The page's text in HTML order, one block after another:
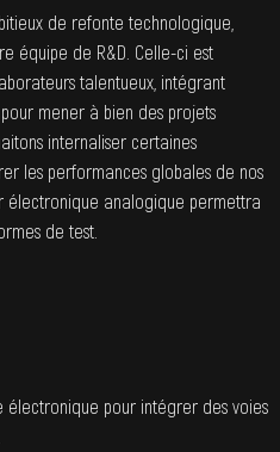
de refonte technologique,
équipe de R&D. Celle-ci est
talentueux, intégrant
mener à bien des projets
internaliser certaines
les performances globales de nos
électronique analogique permettra
de test.
électronique pour intégrer des voies